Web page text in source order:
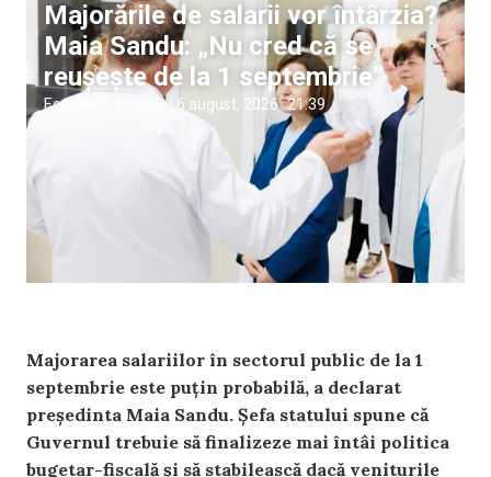
Majorările de salarii vor întârzia?
Maia Sandu: „Nu cred că se
reușește de la 1 septembrie”
Ecaterina Arvintii 6 august, 2026 21:39
Majorarea salariilor în sectorul public de la 1
septembrie este puțin probabilă, a declarat
președinta Maia Sandu. Șefa statului spune că
Guvernul trebuie să finalizeze mai întâi politica
bugetar-fiscală și să stabilească dacă veniturile